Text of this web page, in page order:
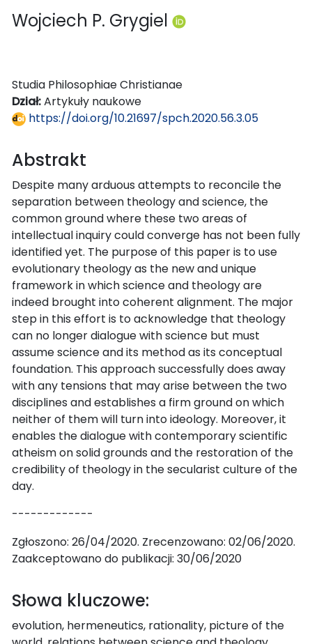
Wojciech P. Grygiel
Studia Philosophiae Christianae
Dział:Artykuły naukowe
https://doi.org/10.21697/spch.2020.56.3.05
Abstrakt
Despite many arduous attempts to reconcile the
separation between theology and science, the
common ground where these two areas of
intellectual inquiry could converge has not been fully
identified yet. The purpose of this paper is to use
evolutionary theology as the new and unique
framework in which science and theology are
indeed brought into coherent alignment. The major
step in this effort is to acknowledge that theology
can no longer dialogue with science but must
assume science and its method as its conceptual
foundation. This approach successfully does away
with any tensions that may arise between the two
disciplines and establishes a firm ground on which
neither of them will turn into ideology. Moreover, it
enables the dialogue with contemporary scientific
atheism on solid grounds and the restoration of the
credibility of theology in the secularist culture of the
day.
-------------
Zgłoszono: 26/04/2020. Zrecenzowano: 02/06/2020.
Zaakceptowano do publikacji: 30/06/2020
Słowa kluczowe:
evolution, hermeneutics, rationality, picture of the